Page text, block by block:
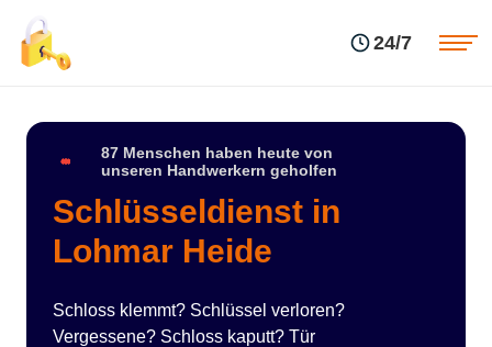
24/7
87 Menschen haben heute von
unseren Handwerkern geholfen
Schlüsseldienst in
Lohmar Heide
Schloss klemmt? Schlüssel verloren?
Vergessene? Schloss kaputt? Tür